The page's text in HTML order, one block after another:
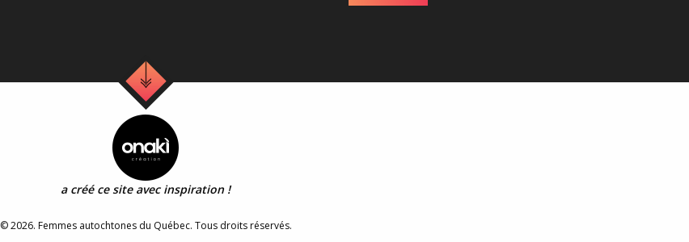
a créé ce site avec inspiration !
© 2026. Femmes autochtones du Québec. Tous droits réservés.